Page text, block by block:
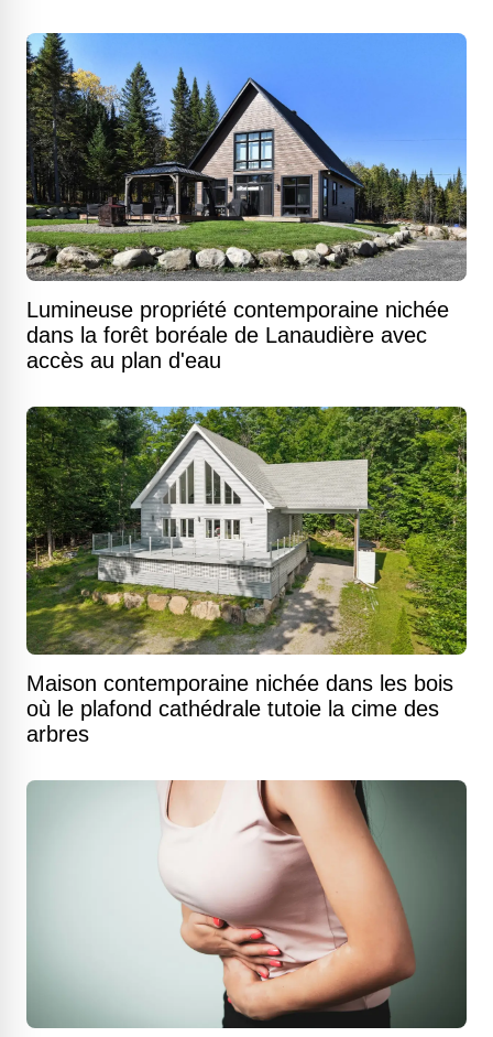
Lumineuse propriété contemporaine nichée
dans la forêt boréale de Lanaudière avec
accès au plan d'eau
Maison contemporaine nichée dans les bois
où le plafond cathédrale tutoie la cime des
arbres